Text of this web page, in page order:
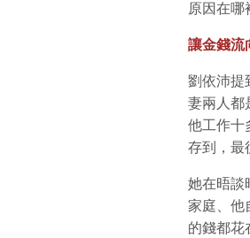
原因在哪
讓金錢流
劉依沛提
妻兩人都
他工作十
存到，最
她在晤談
家庭、他
的錢都花